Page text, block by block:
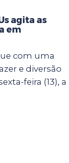
agita as
em
com uma
e diversão
feira (13), a